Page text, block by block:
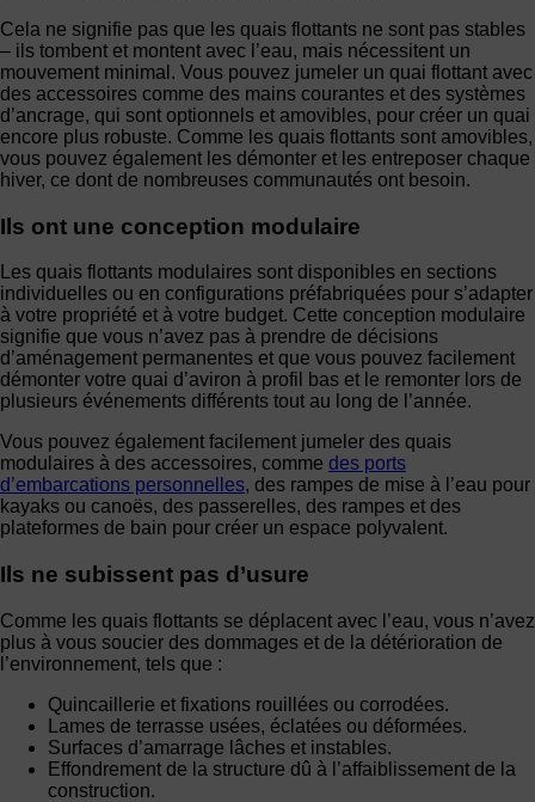
Cela ne signifie pas que les quais flottants ne sont pas stables
– ils tombent et montent avec l’eau, mais nécessitent un
mouvement minimal. Vous pouvez jumeler un quai flottant avec
des accessoires comme des mains courantes et des systèmes
d’ancrage, qui sont optionnels et amovibles, pour créer un quai
encore plus robuste. Comme les quais flottants sont amovibles,
vous pouvez également les démonter et les entreposer chaque
hiver, ce dont de nombreuses communautés ont besoin.
Ils ont une conception modulaire
Les quais flottants modulaires sont disponibles en sections
individuelles ou en configurations préfabriquées pour s’adapter
à votre propriété et à votre budget. Cette conception modulaire
signifie que vous n’avez pas à prendre de décisions
d’aménagement permanentes et que vous pouvez facilement
démonter votre quai d’aviron à profil bas et le remonter lors de
plusieurs événements différents tout au long de l’année.
Vous pouvez également facilement jumeler des quais
modulaires à des accessoires, comme des ports
d’embarcations personnelles, des rampes de mise à l’eau pour
kayaks ou canoës, des passerelles, des rampes et des
plateformes de bain pour créer un espace polyvalent.
Ils ne subissent pas d’usure
Comme les quais flottants se déplacent avec l’eau, vous n’avez
plus à vous soucier des dommages et de la détérioration de
l’environnement, tels que :
Quincaillerie et fixations rouillées ou corrodées.
Lames de terrasse usées, éclatées ou déformées.
Surfaces d’amarrage lâches et instables.
Effondrement de la structure dû à l’affaiblissement de la
construction.